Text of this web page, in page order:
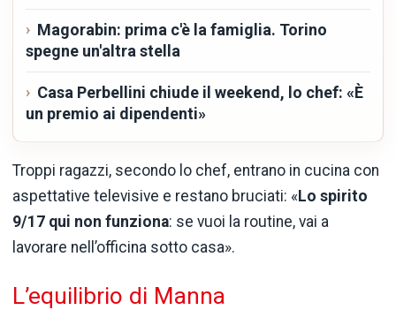
Magorabin: prima c'è la famiglia. Torino
spegne un'altra stella
Casa Perbellini chiude il weekend, lo chef: «È
un premio ai dipendenti»
Troppi ragazzi, secondo lo chef, entrano in cucina con
aspettative televisive e restano bruciati: «Lo spirito
9/17 qui non funziona: se vuoi la routine, vai a
lavorare nell’officina sotto casa».
L’equilibrio di Manna